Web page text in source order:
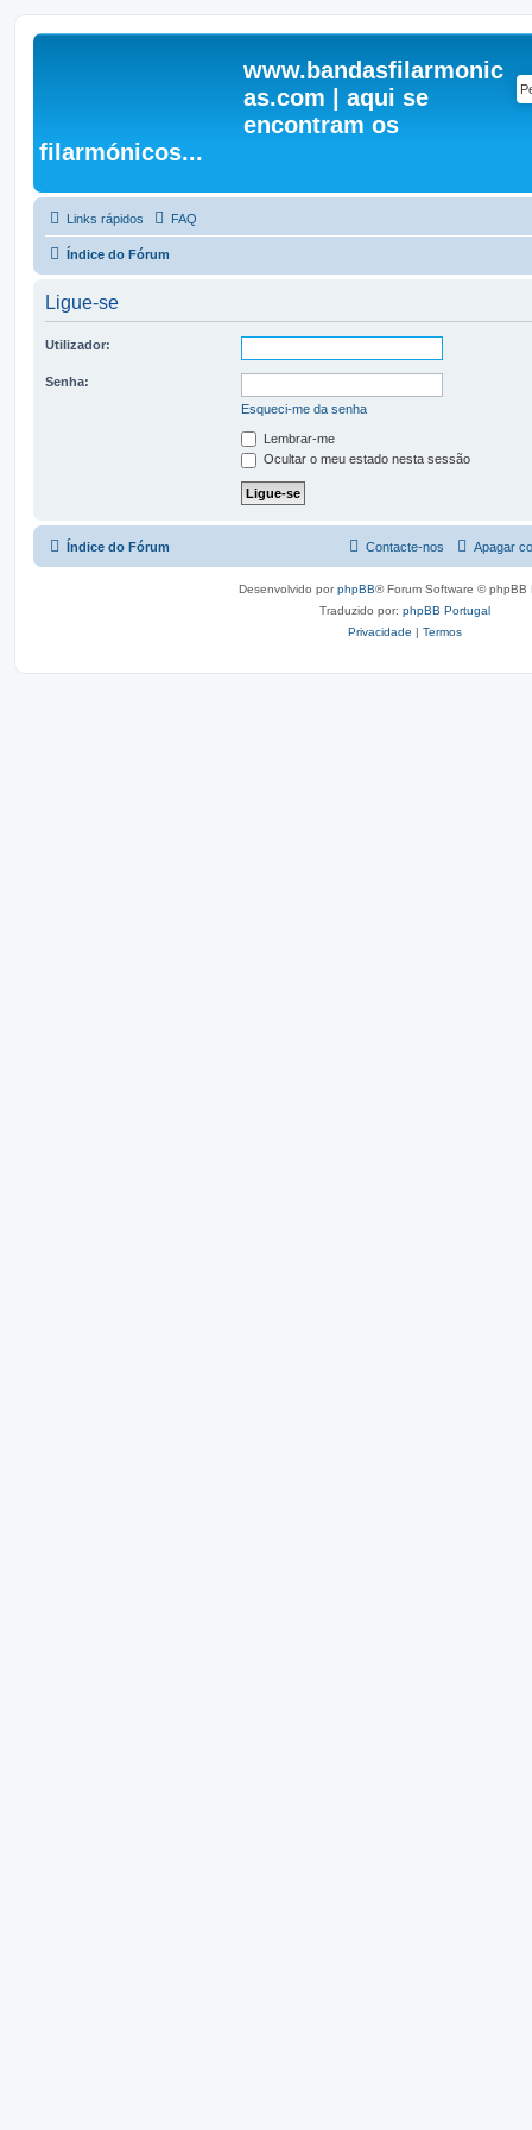
www.bandasfilarmonic
as.com | aqui se
encontram os
filarmónicos...
Links rápidos FAQ
Índice do Fórum
Ligue-se
Utilizador:
Senha:
Esqueci-me da senha
Lembrar-me
Ocultar o meu estado nesta sessão
Índice do Fórum Apagar
Contacte-nos
Desenvolvido porphpBB® Forum Software © phpBB
Traduzido por: phpBB Portugal
Privacidade | Termos